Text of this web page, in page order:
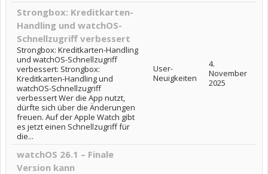
Strongbox: Kreditkarten-
Handling und watchOS-
Schnellzugriff verbessert
Strongbox: Kreditkarten-Handling
und watchOS-Schnellzugriff
verbessert: Strongbox:
Kreditkarten-Handling und
watchOS-Schnellzugriff
verbessert Wer die App nutzt,
dürfte sich über die Änderungen
freuen. Auf der Apple Watch gibt
es jetzt einen Schnellzugriff für
die...
User-
Neuigkeiten
4.
November
2025
watchOS 26.1 – Finale
Version kann